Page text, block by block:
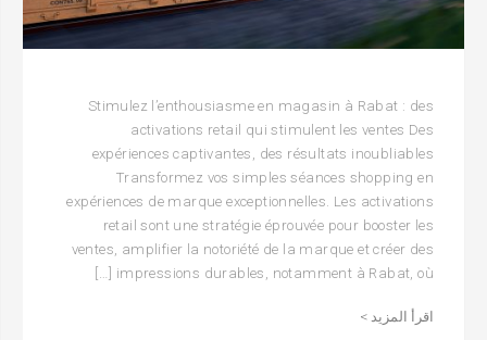
Stimulez l’enthousiasme en magasin à Rabat : des
activations retail qui stimulent les ventes Des
expériences captivantes, des résultats inoubliables
Transformez vos simples séances shopping en
expériences de marque exceptionnelles. Les activations
retail sont une stratégie éprouvée pour booster les
ventes, amplifier la notoriété de la marque et créer des
impressions durables, notamment à Rabat, où […]
اقرأ المزيد >